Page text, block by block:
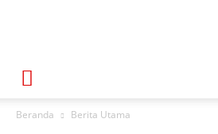
Beranda Berita Utama